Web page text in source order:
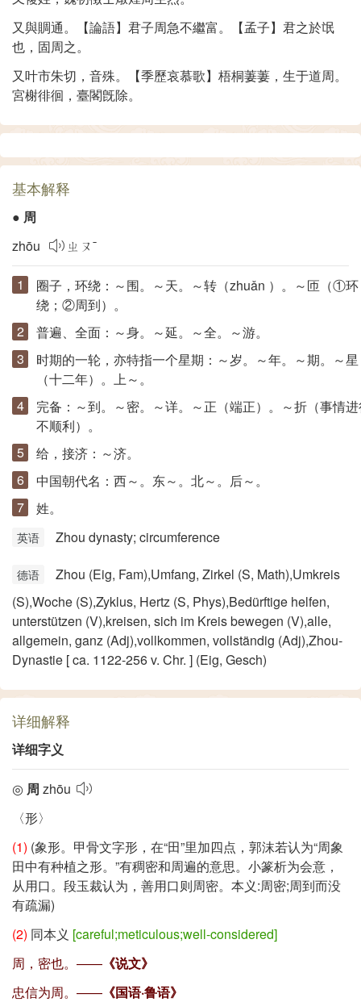
又與賙通。【論語】君子周急不繼富。【孟子】君之於氓
也，固周之。
又叶市朱切，音殊。【季歷哀慕歌】梧桐萋萋，生于道周。
宮榭徘徊，臺閣旣除。
基本解释
● 周
zhōu
ㄓㄡˉ
圈子，环绕：～围。～天。～转（zhuǎn ）。～匝（①环
绕；②周到）。
普遍、全面：～身。～延。～全。～游。
时期的一轮，亦特指一个星期：～岁。～年。～期。～星
（十二年）。上～。
完备：～到。～密。～详。～正（端正）。～折（事情
不顺利）。
给，接济：～济。
中国朝代名：西～。东～。北～。后～。
姓。
英语 Zhou dynasty; circumference
德语
Zhou (Eig, Fam)​,Umfang, Zirkel (S, Math)​,Umkreis
(S)​,Woche (S)​,Zyklus, Hertz (S, Phys)​,Bedürftige helfen,
unterstützen (V)​,kreisen, sich im Kreis bewegen (V)​,alle,
allgemein, ganz (Adj)​,vollkommen, vollständig (Adj)​,Zhou-
Dynastie [ ca. 1122-256 v. Chr. ] (Eig, Gesch)
详细解释
详细字义
◎ 周 zhōu
〈形〉
(1) (象形。甲骨文字形，在“田”里加四点，郭沫若认为“周象
田中有种植之形。”有稠密和周遍的意思。小篆析为会意，
从用口。段玉裁认为，善用口则周密。本义:周密;周到而没
有疏漏)
(2) 同本义 [careful;meticulous;well-considered]
周，密也。—— 《说文》
忠信为周。—— 《国语·鲁语》